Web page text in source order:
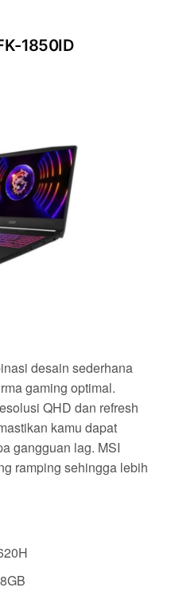
1850ID
desain sederhana
gaming optimal.
QHD dan refresh
kamu dapat
gangguan lag. MSI
ramping sehingga lebih